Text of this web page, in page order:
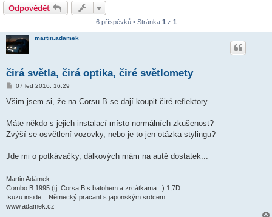
Odpovědět
6 příspěvků • Stránka 1 z 1
martin.adamek
čirá světla, čirá optika, čiré světlomety
P
í
ě
e
07 led 2016, 16:29
Všim jsem si, že na Corsu B se dají koupit čiré reflektory.
Máte někdo s jejich instalací místo normálních zkušenost?
Zvýší se osvětlení vozovky, nebo je to jen otázka stylingu?
Jde mi o potkávačky, dálkových mám na autě dostatek...
Martin Adámek
Combo B 1995 (tj. Corsa B s batohem a zrcátkama...) 1,7D
Isuzu inside... Německý pracant s japonským srdcem
www.adamek.cz